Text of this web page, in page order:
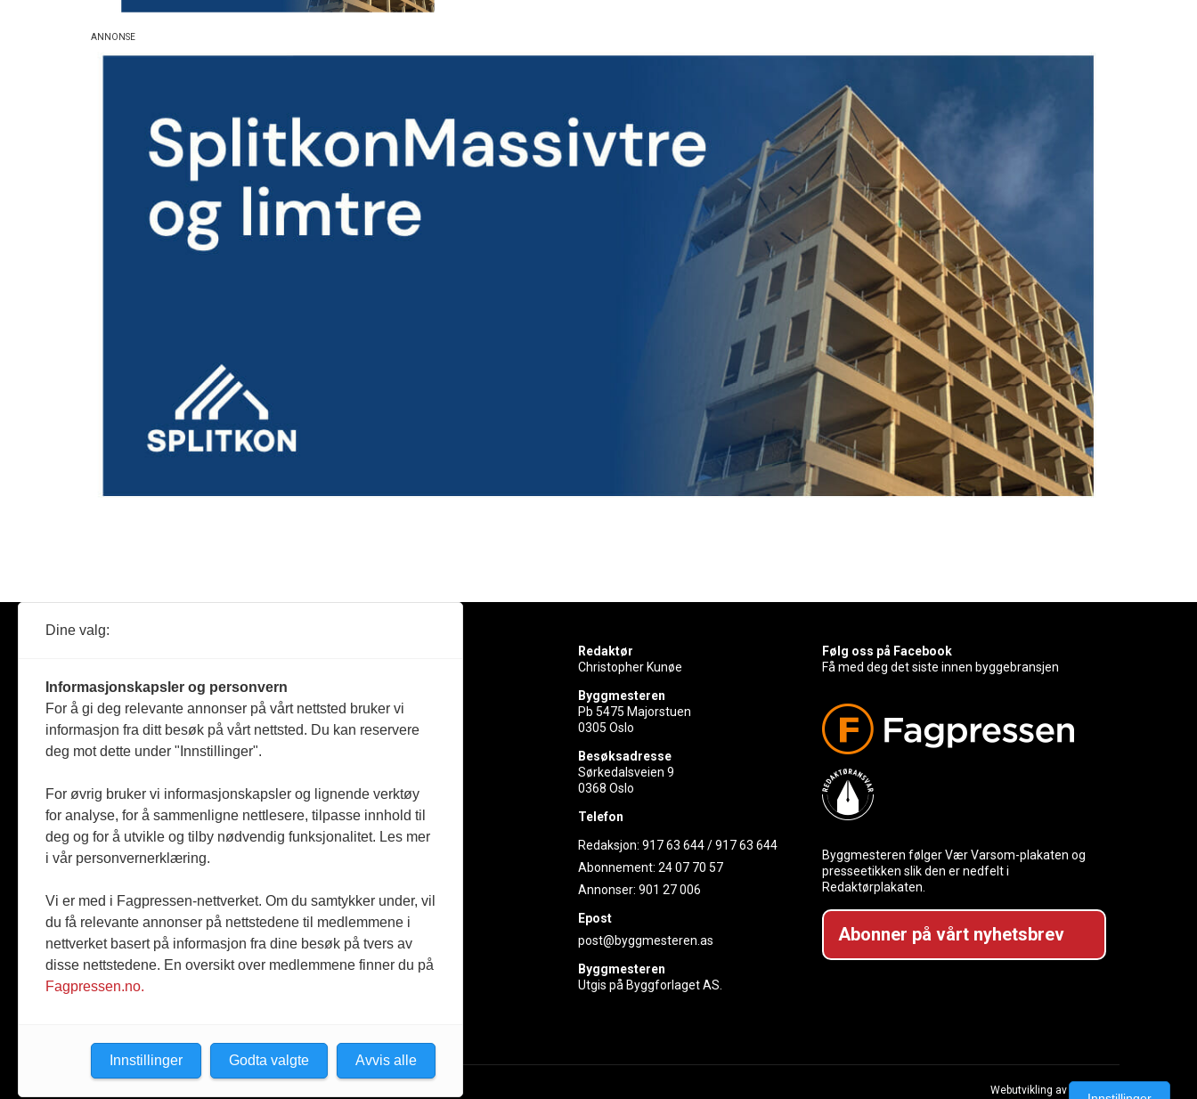
Reportasje
Produkter
Jobbmarked
Redaktør
Christopher Kunøe
Byggmesteren
Pb 5475 Majorstuen
0305 Oslo
Besøksadresse
Sørkedalsveien 9
0368 Oslo
Telefon
Redaksjon:917 63 644/917 63 644
Abonnement:24 07 70 57
Annonser:901 27 006
Epost
post@byggmesteren.as
Byggmesteren
Utgis på Byggforlaget AS.
Følg oss på Facebook
Få med deg det siste innen byggebransjen
Byggmesteren følger Vær Varsom-plakaten og
presseetikken slik den er nedfelt i
Redaktørplakaten.
Abonner på vårt nyhetsbrev
Webutvikling av Creatur
Dine valg:
Informasjonskapsler og personvern
For å gi deg relevante annonser på vårt nettsted bruker vi
informasjon fra ditt besøk på vårt nettsted. Du kan reservere
deg mot dette under "Innstillinger".
For øvrig bruker vi informasjonskapsler og lignende verktøy
for analyse, for å sammenligne nettlesere, tilpasse innhold til
deg og for å utvikle og tilby nødvendig funksjonalitet. Les mer
i vår personvernerklæring.
Vi er med i Fagpressen-nettverket. Om du samtykker under, vil
du få relevante annonser på nettstedene til medlemmene i
nettverket basert på informasjon fra dine besøk på tvers av
disse nettstedene. En oversikt over medlemmene finner du på
Fagpressen.no.
Avvis alle
Godta valgte
Innstillinger